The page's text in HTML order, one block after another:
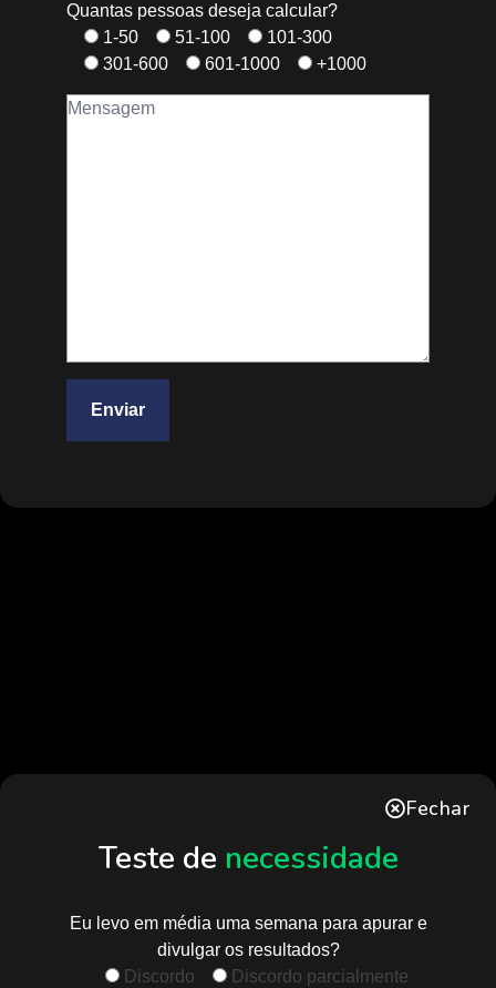
Quantas pessoas deseja calcular?
1-50
51-100
101-300
301-600
601-1000 +1000
Fechar
Teste de necessidade
Eu levo em média uma semana para apurar e
divulgar os resultados?
Discordo
Discordo parcialmente